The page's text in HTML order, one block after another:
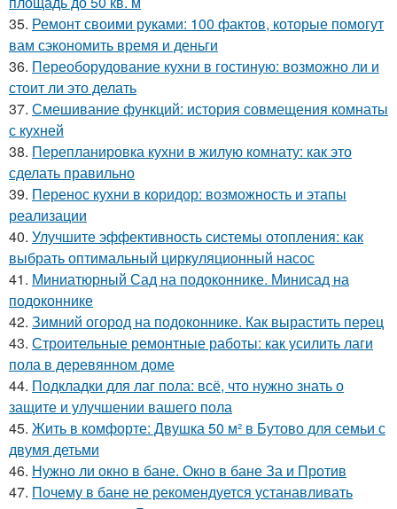
35. Ремонт своими руками: 100 фактов, которые помогут
вам сэкономить время и деньги
36. Переоборудование кухни в гостиную: возможно ли и
стоит ли это делать
37. Смешивание функций: история совмещения комнаты
с кухней
38. Перепланировка кухни в жилую комнату: как это
сделать правильно
39. Перенос кухни в коридор: возможность и этапы
реализации
40. Улучшите эффективность системы отопления: как
выбрать оптимальный циркуляционный насос
41. Миниатюрный Сад на подоконнике. Минисад на
подоконнике
42. Зимний огород на подоконнике. Как вырастить перец
43. Строительные ремонтные работы: как усилить лаги
пола в деревянном доме
44. Подкладки для лаг пола: всё, что нужно знать о
защите и улучшении вашего пола
45. Жить в комфорте: Двушка 50 м² в Бутово для семьи с
двумя детьми
46. Нужно ли окно в бане. Окно в бане За и Против
47. Почему в бане не рекомендуется устанавливать